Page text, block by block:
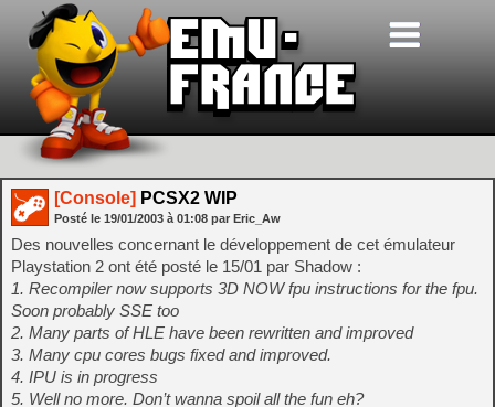
[Console] PCSX2 WIP
Posté le 19/01/2003 à 01:08 par Eric_Aw
Des nouvelles concernant le développement de cet émulateur
Playstation 2 ont été posté le 15/01 par Shadow :
1. Recompiler now supports 3D NOW fpu instructions for the fpu.
Soon probably SSE too
2. Many parts of HLE have been rewritten and improved
3. Many cpu cores bugs fixed and improved.
4. IPU is in progress
5. Well no more. Don’t wanna spoil all the fun eh?